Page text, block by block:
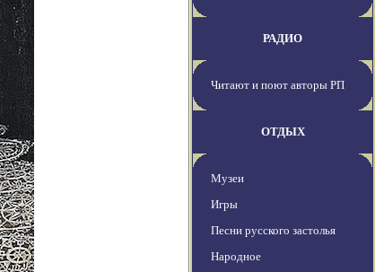
РАДИО
Читают и поют авторы РП
ОТДЫХ
Музеи
Игры
Песни русского застолья
Народное